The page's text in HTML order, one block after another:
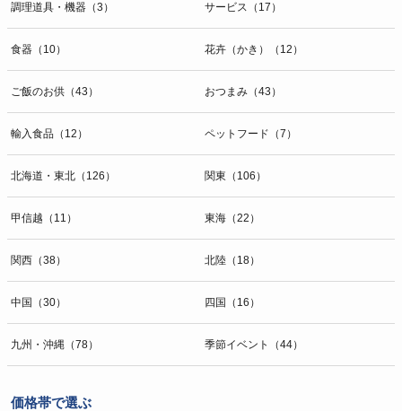
調理道具・機器（3） サービス（17）
食器（10） 花卉（かき）（12）
ご飯のお供（43） おつまみ（43）
輸入食品（12） ペットフード（7）
北海道・東北（126） 関東（106）
甲信越（11） 東海（22）
関西（38） 北陸（18）
中国（30） 四国（16）
九州・沖縄（78） 季節イベント（44）
価格帯で選ぶ